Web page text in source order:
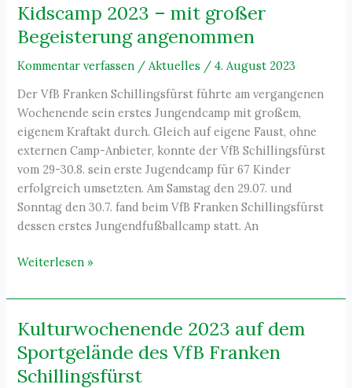
Kidscamp 2023 – mit großer
Begeisterung angenommen
Kommentar verfassen /Aktuelles /4. August 2023
Der VfB Franken Schillingsfürst führte am vergangenen
Wochenende sein erstes Jungendcamp mit großem,
eigenem Kraftakt durch. Gleich auf eigene Faust, ohne
externen Camp-Anbieter, konnte der VfB Schillingsfürst
vom 29-30.8. sein erste Jugendcamp für 67 Kinder
erfolgreich umsetzten. Am Samstag den 29.07. und
Sonntag den 30.7. fand beim VfB Franken Schillingsfürst
dessen erstes Jungendfußballcamp statt. An
Kidscamp
–
großer
Begeisterung
angenommen
Weiterlesen »
Kulturwochenende 2023 auf dem
Sportgelände des VfB Franken
Schillingsfürst